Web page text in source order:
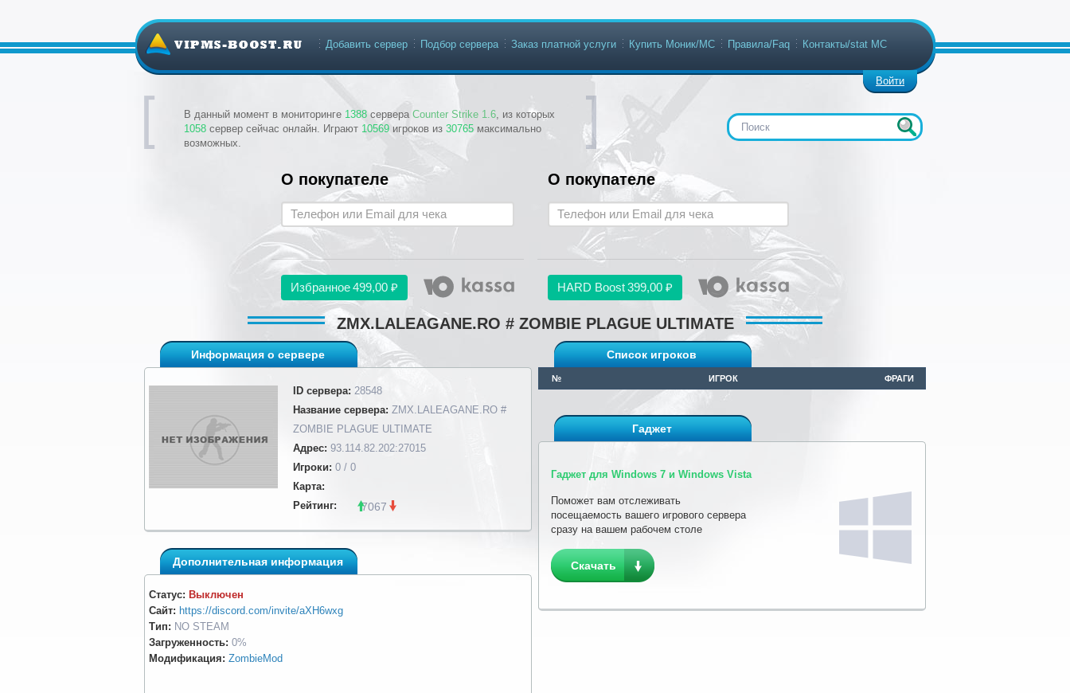
В данный момент в мониторинге 1388 сервера Counter Strike 1.6, из которых
1058 сервер сейчас онлайн. Играют 10569 игроков из 30765 максимально
возможных.
Войти
Добавить сервер Подбор сервера Заказ платной услуги Купить Моник/МС Правила/Faq Контакты/stat МС
О покупателе
Избранное499,00 ₽
О покупателе
HARD Boost399,00 ₽
ZMX.LALEAGANE.RO # ZOMBIE PLAGUE ULTIMATE
Информация о сервере
ID сервера: 28548
Название сервера: ZMX.LALEAGANE.RO #
ZOMBIE PLAGUE ULTIMATE
Адрес: 93.114.82.202:27015
Игроки: 0 / 0
Карта:
Рейтинг:
7067
Дополнительная информация
Статус: Выключен
Сайт: https://discord.com/invite/aXH6wxg
Тип: NO STEAM
Загруженность: 0%
Модификация: ZombieMod
Список игроков
№ ИГРОК ФРАГИ
Гаджет
Гаджет для Windows 7 и Windows Vista
Поможет вам отслеживать
посещаемость вашего игрового сервера
сразу на вашем рабочем столе
Скачать